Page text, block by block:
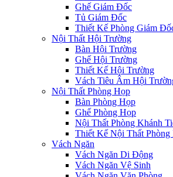
Ghế Giám Đốc
Tủ Giám Đốc
Thiết Kế Phòng Giám
Nội Thất Hội Trường
Bàn Hội Trường
Ghế Hội Trường
Thiết Kế Hội Trường
Vách Tiêu Âm Hội
Nội Thất Phòng Họp
Bàn Phòng Họp
Ghế Phòng Họp
Nội Thất Phòng Khánh
Thiết Kế Nội Thất Phòng
Vách Ngăn
Vách Ngăn Di Động
Vách Ngăn Vệ Sinh